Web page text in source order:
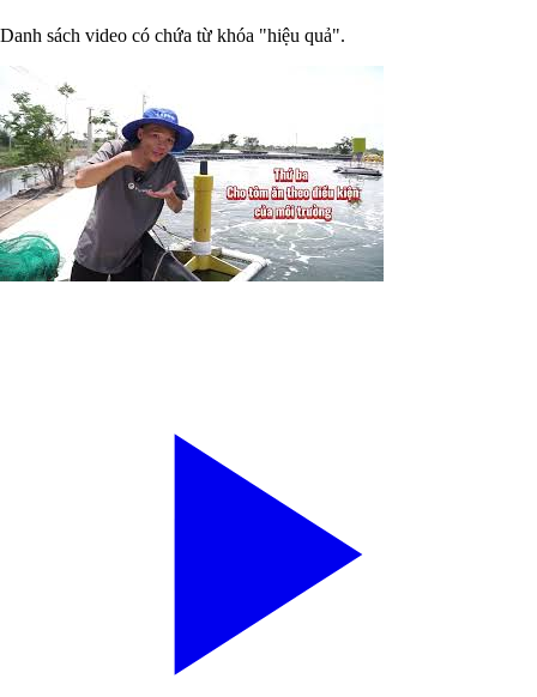
Danh sách video có chứa từ khóa "hiệu quả".